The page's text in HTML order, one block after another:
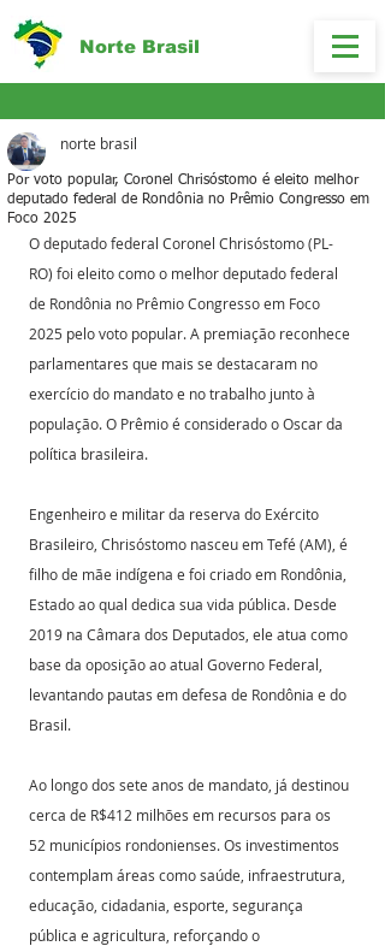
Norte Brasil
Por voto popular, Coronel Chrisóstomo é eleito melhor
deputado federal de Rondônia no Prêmio Congresso em
Foco 2025
norte brasil
O deputado federal Coronel Chrisóstomo (PL-
RO) foi eleito como o melhor deputado federal
de Rondônia no Prêmio Congresso em Foco
2025 pelo voto popular. A premiação reconhece
parlamentares que mais se destacaram no
exercício do mandato e no trabalho junto à
população. O Prêmio é considerado o Oscar da
política brasileira.
Engenheiro e militar da reserva do Exército
Brasileiro, Chrisóstomo nasceu em Tefé (AM), é
filho de mãe indígena e foi criado em Rondônia,
Estado ao qual dedica sua vida pública. Desde
2019 na Câmara dos Deputados, ele atua como
base da oposição ao atual Governo Federal,
levantando pautas em defesa de Rondônia e do
Brasil.
Ao longo dos sete anos de mandato, já destinou
cerca de R$412 milhões em recursos para os
52 municípios rondonienses. Os investimentos
contemplam áreas como saúde, infraestrutura,
educação, cidadania, esporte, segurança
pública e agricultura, reforçando o